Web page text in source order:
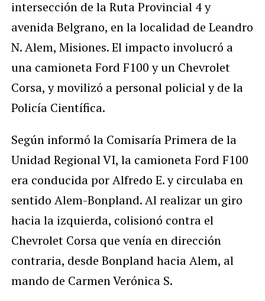
intersección de la Ruta Provincial 4 y
avenida Belgrano, en la localidad de Leandro
N. Alem, Misiones. El impacto involucró a
una camioneta Ford F100 y un Chevrolet
Corsa, y movilizó a personal policial y de la
Policía Científica.
Según informó la Comisaría Primera de la
Unidad Regional VI, la camioneta Ford F100
era conducida por Alfredo E. y circulaba en
sentido Alem-Bonpland. Al realizar un giro
hacia la izquierda, colisionó contra el
Chevrolet Corsa que venía en dirección
contraria, desde Bonpland hacia Alem, al
mando de Carmen Verónica S.